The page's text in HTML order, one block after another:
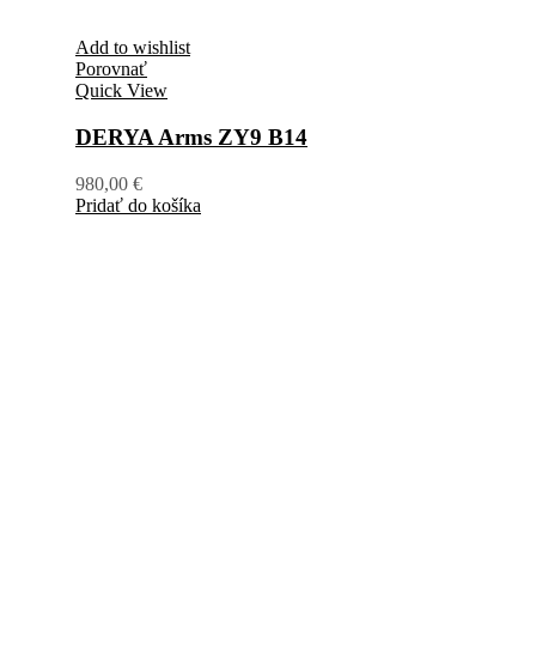
Add to wishlist
Porovnať
Quick View
DERYA Arms ZY9 B14
980,00 €
Pridať do košíka